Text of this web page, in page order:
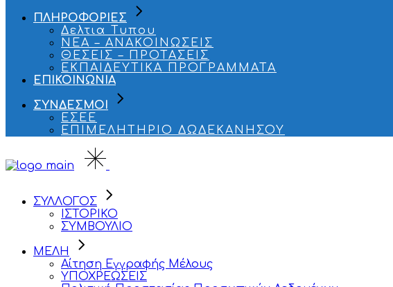
ΠΛΗΡΟΦΟΡΙΕΣ
Δελτια Τυπου
ΝΕΑ – ΑΝΑΚΟΙΝΩΣΕΙΣ
ΘΕΣΕΙΣ – ΠΡΟΤΑΣΕΙΣ
ΕΚΠΑΙΔΕΥΤΙΚΑ ΠΡΟΓΡΑΜΜΑΤΑ
ΕΠΙΚΟΙΝΩΝΙΑ
ΣΥΝΔΕΣΜΟΙ
ΕΣΕΕ
ΕΠΙΜΕΛΗΤΗΡΙΟ ΔΩΔΕΚΑΝΗΣΟΥ
ΣΥΛΛΟΓΟΣ
ΙΣΤΟΡΙΚΟ
ΣΥΜΒΟΥΛΙΟ
ΜΕΛΗ
Αίτηση Εγγραφής Μέλους
ΥΠΟΧΡΕΩΣΕΙΣ